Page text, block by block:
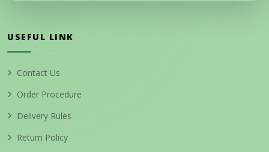
USEFUL LINK
Contact Us
Order Procedure
Delivery Rules
Return Policy